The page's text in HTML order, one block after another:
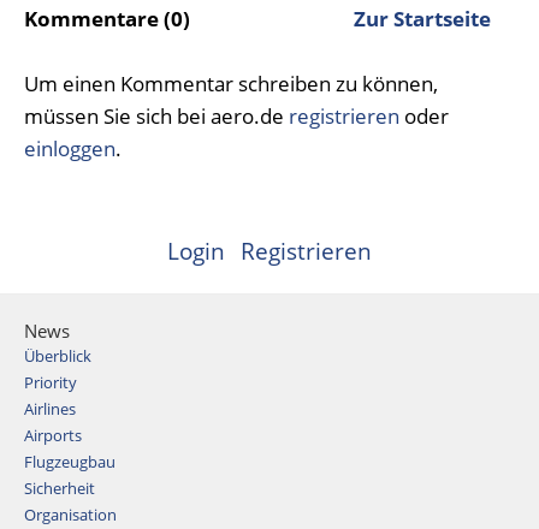
Kommentare (0) Zur Startseite
Um einen Kommentar schreiben zu können,
müssen Sie sich bei aero.de registrieren oder
einloggen.
Login Registrieren
News
Überblick
Priority
Airlines
Airports
Flugzeugbau
Sicherheit
Organisation